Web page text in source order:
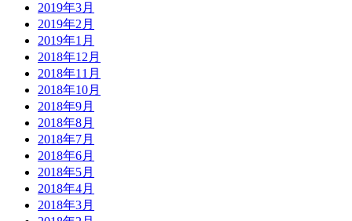
2019年3月
2019年2月
2019年1月
2018年12月
2018年11月
2018年10月
2018年9月
2018年8月
2018年7月
2018年6月
2018年5月
2018年4月
2018年3月